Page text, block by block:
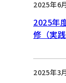
2025年6
2025年
修（実
2025年3